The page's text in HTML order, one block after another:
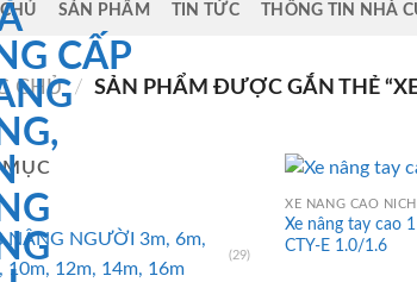
SẢN PHẨM TIN TỨC THÔNG TIN NHÀ
CHỦ / SẢN PHẨM ĐƯỢC GẮN THẺ
MỤC
NÂNG NGƯỜI 3m, 6m,
10m, 12m, 14m, 16m
(29)
XE NÂNG CAO
Xe nâng tay cao
CTY-E 1.0/1.6